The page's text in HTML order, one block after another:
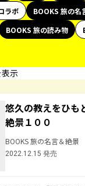
ラボ
BOOKS 旅の名
BOOKS 旅の読み物
示
悠久の教えをひも
絶景１００
BOOKS 旅の名言＆絶景
2022.12.15 発売